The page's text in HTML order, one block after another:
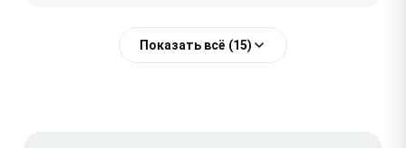
Показать всё (15)